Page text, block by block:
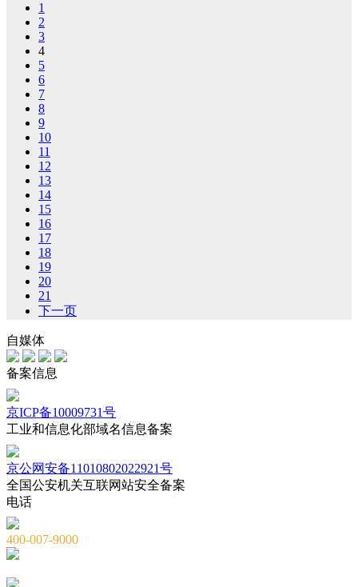
1
2
3
4
5
6
7
8
9
10
11
12
13
14
15
16
17
18
19
20
21
下一页
自媒体
备案信息
京ICP备10009731号
工业和信息化部域名信息备案
京公网安备11010802022921号
全国公安机关互联网站安全备案
电话
400-007-9000